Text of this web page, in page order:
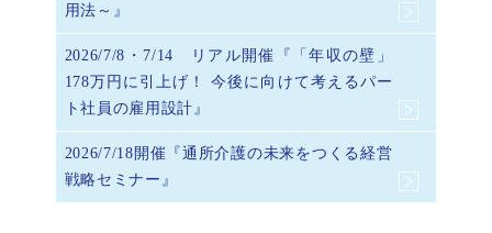
用法～』
2026/7/8・7/14 リアル開催『「年収の壁」
178万円に引上げ！ 今後に向けて考えるパー
ト社員の雇用設計』
2026/7/18開催『通所介護の未来をつくる経営
戦略セミナー』